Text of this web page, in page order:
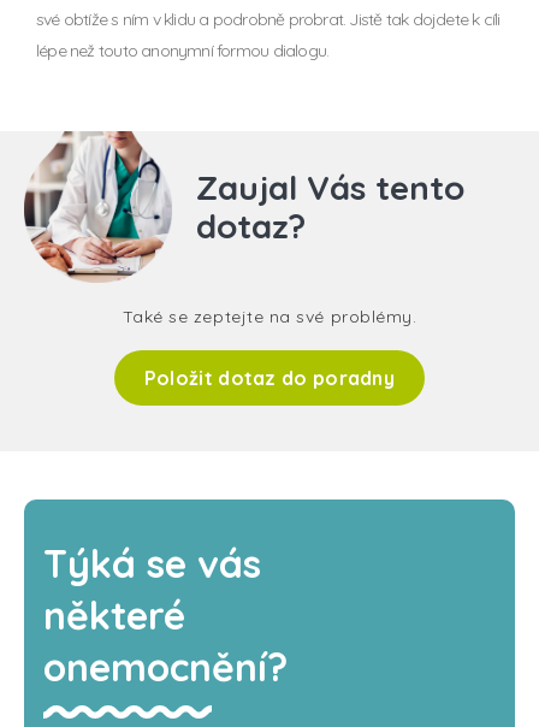
své obtíže s ním v klidu a podrobně probrat. Jistě tak dojdete k cíli
lépe než touto anonymní formou dialogu.
Zaujal Vás tento
dotaz?
Také se zeptejte na své problémy.
Položit dotaz do poradny
Týká se vás
některé
onemocnění?